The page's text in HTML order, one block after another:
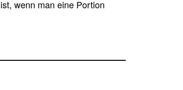
wenn man eine Portion